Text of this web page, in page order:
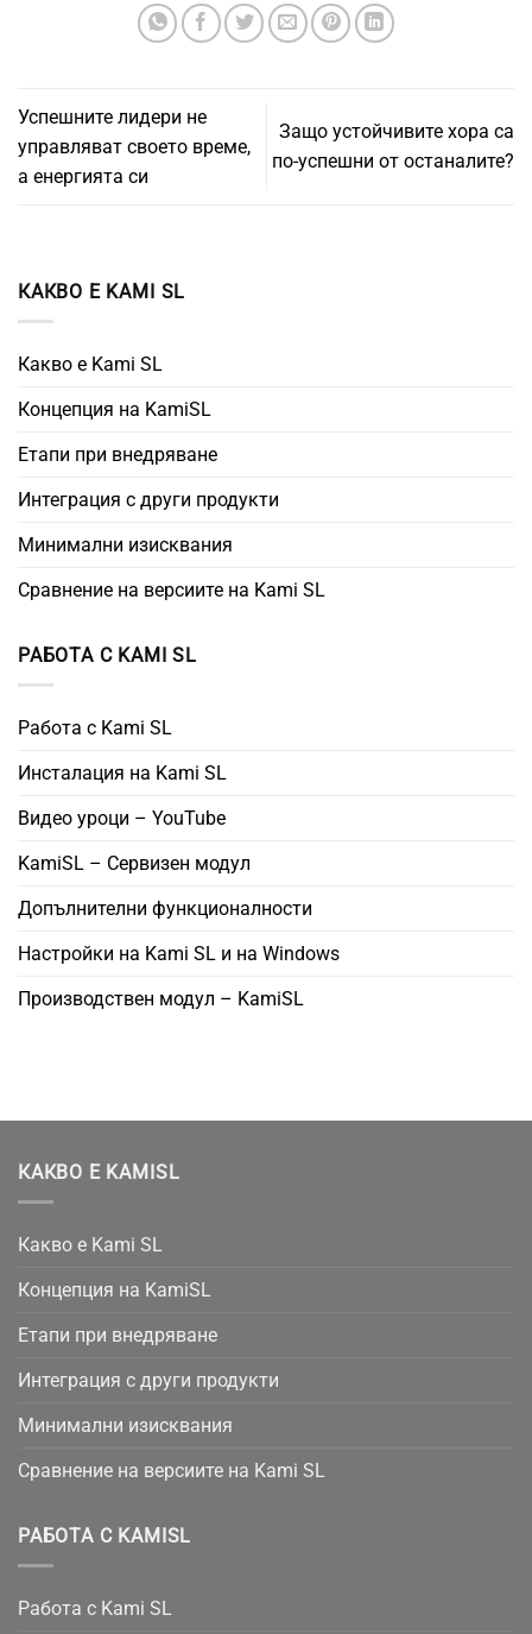
Успешните лидери не
управляват своето време,
а енергията си
Защо устойчивите хора са
по-успешни от останалите?
КАКВО Е KAMI SL
Какво е Kami SL
Концепция на KamiSL
Етапи при внедряване
Интеграция с други продукти
Минимални изисквания
Сравнение на версиите на Kami SL
РАБОТА С KAMI SL
Работа с Kami SL
Инсталация на Kami SL
Видео уроци – YouTube
KamiSL – Сервизен модул
Допълнителни функционалности
Настройки на Kami SL и на Windows
Производствен модул – KamiSL
КАКВО Е KAMISL
Какво е Kami SL
Концепция на KamiSL
Етапи при внедряване
Интеграция с други продукти
Минимални изисквания
Сравнение на версиите на Kami SL
РАБОТА С KAMISL
Работа с Kami SL